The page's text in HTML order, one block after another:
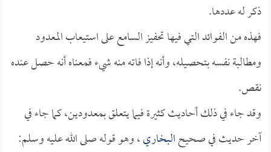
ذكر له عددها.
فهذه من الفوائد التي فيها تحفيز السامع على استيعاب المعدود
ومطالبة نفسه بتحصيله، وأنه إذا فاته منه شيء فمعناه أنه حصل عنده
نقص.
وقد جاء في ذلك أحاديث كثيرة فيما يتعلق بمعدودين، كما جاء في
آخر حديث في صحيحالبخاري، وهو قوله صلى الله عليه وسلم: